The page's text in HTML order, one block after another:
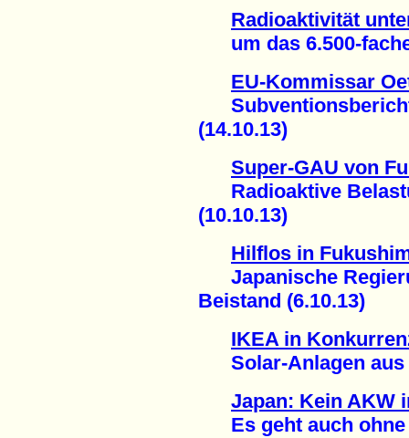
Radioaktivität
um das 6.500-fache
EU-Kommissar
Subventionsbericht
(14.10.13)
Super-GAU von
Radioaktive
(10.10.13)
Hilflos in
Japanische
Beistand (6.10.13)
IKEA in
Solar-Anlagen aus
Japan: Kein AKW
Es geht auch ohne